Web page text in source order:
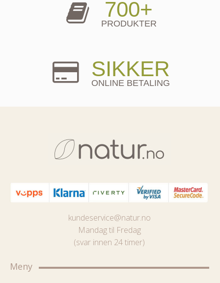
700+
PRODUKTER
SIKKER
ONLINE BETALING
kundeservice@natur.no
Mandag til Fredag
(svar innen 24 timer)
Meny